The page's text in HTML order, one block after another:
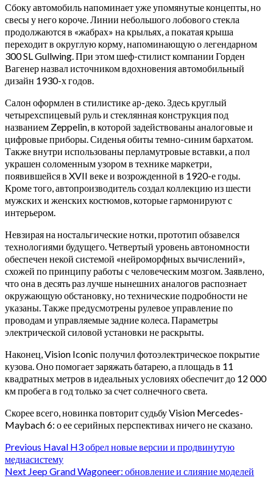
Сбоку автомобиль напоминает уже упомянутые концепты, но
свесы у него короче. Линии небольшого лобового стекла
продолжаются в «жабрах» на крыльях, а покатая крыша
переходит в округлую корму, напоминающую о легендарном
300 SL Gullwing. При этом шеф-стилист компании Горден
Вагенер назвал источником вдохновения автомобильный
дизайн 1930-х годов.
Салон оформлен в стилистике ар-деко. Здесь круглый
четырехспицевый руль и стеклянная конструкция под
названием Zeppelin, в которой задействованы аналоговые и
цифровые приборы. Сиденья обиты темно-синим бархатом.
Также внутри использованы перламутровые вставки, а пол
украшен соломенным узором в технике маркетри,
появившейся в XVII веке и возрожденной в 1920-е годы.
Кроме того, автопроизводитель создал коллекцию из шести
мужских и женских костюмов, которые гармонируют с
интерьером.
Невзирая на ностальгические нотки, прототип обзавелся
технологиями будущего. Четвертый уровень автономности
обеспечен некой системой «нейроморфных вычислений»,
схожей по принципу работы с человеческим мозгом. Заявлено,
что она в десять раз лучше нынешних аналогов распознает
окружающую обстановку, но технические подробности не
указаны. Также предусмотрены рулевое управление по
проводам и управляемые задние колеса. Параметры
электрической силовой установки не раскрыты.
Наконец, Vision Iconic получил фотоэлектрическое покрытие
кузова. Оно помогает заряжать батарею, а площадь в 11
квадратных метров в идеальных условиях обеспечит до 12 000
км пробега в год только за счет солнечного света.
Скорее всего, новинка повторит судьбу Vision Mercedes-
Maybach 6: о ее серийных перспективах ничего не сказано.
Continue
Reading
Previous Haval H3 обрел новые версии и продвинутую
медиасистему
Next Jeep Grand Wagoneer: обновление и слияние моделей